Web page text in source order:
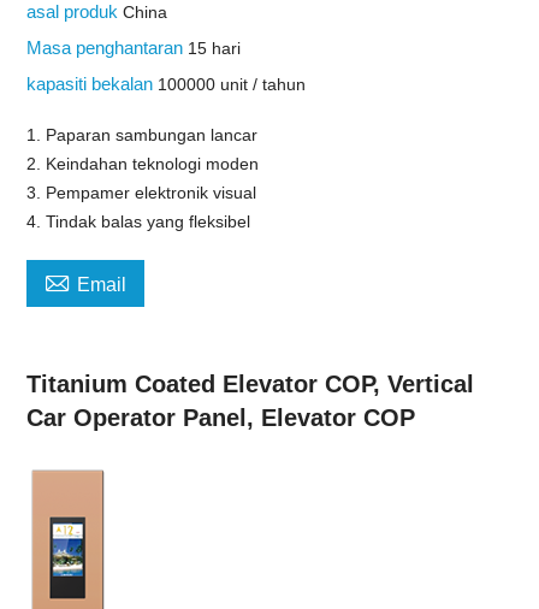
asal produkChina
Masa penghantaran 15 hari
kapasiti bekalan 100000 unit / tahun
1. Paparan sambungan lancar
2. Keindahan teknologi moden
3. Pempamer elektronik visual
4. Tindak balas yang fleksibel
 Email
Titanium Coated Elevator COP, Vertical
Car Operator Panel, Elevator COP